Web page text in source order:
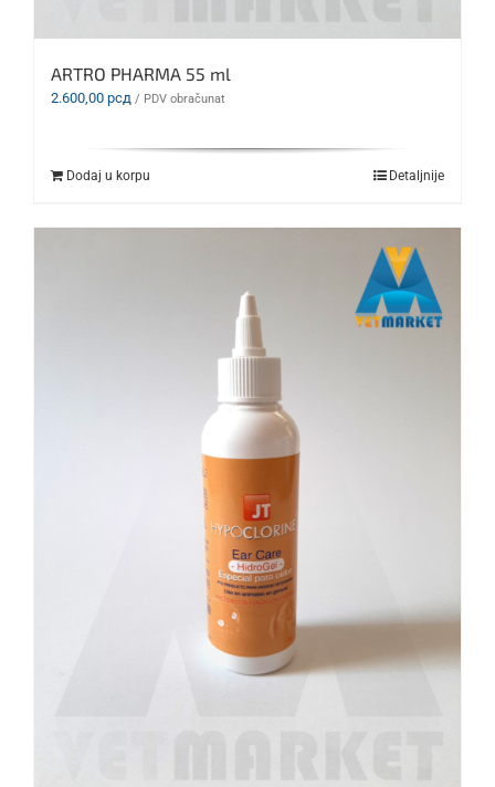
ARTRO PHARMA 55 ml
2.600,00 рсд / PDV obračunat
Dodaj u korpu Detaljnije